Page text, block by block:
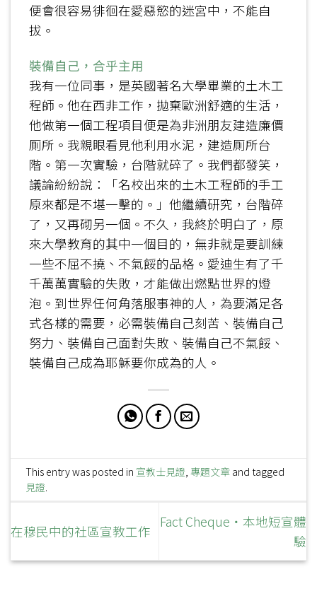
便會很容易徘徊在愛惡慾的迷宮中，不能自
拔。
裝備自己，合乎主用
我有一位同事，是英國著名大學畢業的土木工
程師。他在西非工作，拋棄歐洲舒適的生活，
他做第一個工程項目便是為非洲朋友建造廉價
厠所。我親眼看見他利用水泥，建造厠所台
階。第一次實驗，台階就碎了。我們都發笑，
議論紛紛說：「名校出來的土木工程師的手工
原來都是不堪一擊的。」他繼續研究，台階碎
了，又再砌另一個。不久，我終於明白了，原
來大學教育的其中一個目的，無非就是要訓練
一些不屈不撓、不氣餒的品格。愛迪生有了千
千萬萬實驗的失敗，才能做出燃點世界的燈
泡。到世界任何角落服事神的人，為要滿足各
式各樣的需要，必需裝備自己刻苦、裝備自己
努力、裝備自己面對失敗、裝備自己不氣餒、
裝備自己成為耶穌要你成為的人。
This entry was posted in 宣教士見證,專題文章 and tagged
見證.
在穆民中的社區宣教工作
Fact Cheque‧本地短宣體
驗